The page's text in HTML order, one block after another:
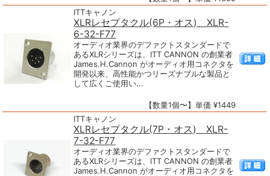
ITTキャノン
XLRレセプタクル(6P・オス) XLR-
6-32-F77
オーディオ業界のデファクトスタンダードで
あるXLRシリーズは、ITT CANNON の創業者
James.H.Cannon がオーディオ用コネクタを
開発以来、高性能かつリーズナブルな製品と
して広くご使用い...
【数量1個〜】単価 ¥1449
ITTキャノン
XLRレセプタクル(7P・オス) XLR-
7-32-F77
オーディオ業界のデファクトスタンダードで
あるXLRシリーズは、ITT CANNON の創業者
James.H.Cannon がオーディオ用コネクタを